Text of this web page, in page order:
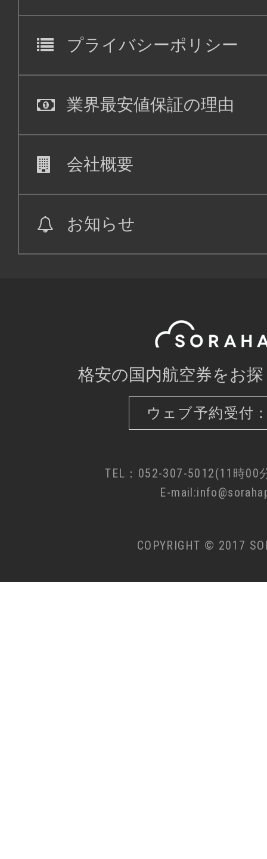
プライバシーポリシー
業界最安値保証の理由
会社概要
お知らせ
格安の国内航空券をお
ウェブ予約受付
TEL：052-307-5012(11時00
E-
COPYRIGHT © 2017